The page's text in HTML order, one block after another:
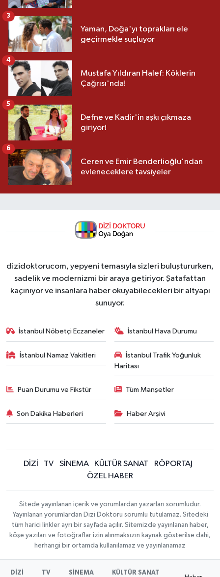
Yaman, Doğa'yı toprakları ele
geçirmekle suçluyor
3
Mustafa Yıldıran Halef: Köklerin
Çağrısı'nda!
4
Defne ve Kadir'in aşkı çıkmaza
giriyor!
5
Ceren ve Emir Benderlioğlu'ndan
evleneceklere tavsiyeler
6
dizidoktorucom, yepyeni temasıyla sizleri buluştururken,
sadelik ve modernizmi bir araya getiriyor. Şatafattan
kaçınıyor ve insanlara haber okuyabilecekleri bir altyapı
sunuyor.
İstanbul Nöbetçi Eczaneler İstanbul Hava Durumu
İstanbul Namaz Vakitleri
İstanbul Trafik Yoğunluk
Haritası
Puan Durumu ve Fikstür Tüm Manşetler
Son Dakika Haberleri Haber Arşivi
DİZİ TV SİNEMA KÜLTÜR SANAT
RÖPORTAJ
ÖZEL HABER
Sitede yayınlanan içerik ve yorumlardan yazarları sorumludur.
Yayınlanan yorumlardan Dizi Doktoru sorumlu tutulamaz. Sitedeki
tüm harici linkler ayrı bir sayfada açılır. Sitemizde yayınlanan haber,
köşe yazıları ve fotoğraflar izin alınmaksızın kaynak gösterilse dahi,
herhangi bir ortamda kullanılamaz ve yayınlanamaz
DİZİ TV SİNEMA KÜLTÜR SANAT